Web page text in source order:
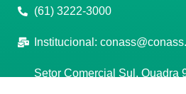
(61) 3222-3000
Institucional:
Setor Comercial Sul, Quadra